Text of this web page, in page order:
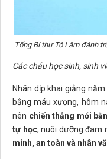
Tổng Bí thư Tô Lâm đánh
Các cháu học sinh, sinh
Nhân dịp khai giảng
bằng máu xương, hôm
nên chiến thắng mới
tự học; nuôi dưỡng đam
minh, an toàn và nhân